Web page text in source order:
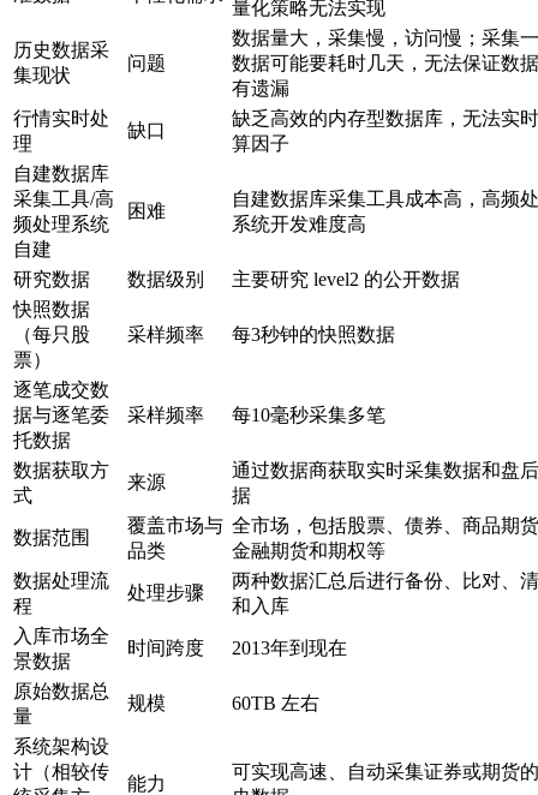
量化策略无法实现
历史数据采
集现状
问题
数据量大，采集慢，访问慢；采集
数据可能要耗时几天，无法保证数
有遗漏
行情实时处
理
缺口
缺乏高效的内存型数据库，无法实
算因子
自建数据库
采集工具/高
频处理系统
自建
困难
自建数据库采集工具成本高，高频
系统开发难度高
研究数据 数据级别
主要研究 level2 的公开数据
快照数据
（每只股
票）
采样频率 每3秒钟的快照数据
逐笔成交数
据与逐笔委
托数据
采样频率 每10毫秒采集多笔
数据获取方
式
来源
通过数据商获取实时采集数据和盘
据
数据范围
覆盖市场与
品类
全市场，包括股票、债券、商品期
金融期货和期权等
数据处理流
程
处理步骤
两种数据汇总后进行备份、比对、
和入库
入库市场全
景数据
时间跨度 2013年到现在
原始数据总
量
规模 60TB 左右
系统架构设
计（相较传
能力
可实现高速、自动采集证券或期货